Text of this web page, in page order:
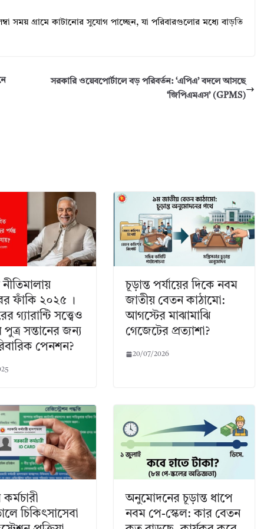
সময় গ্রামে কাটানোর সুযোগ পাচ্ছেন, যা পরিবারগুলোর মধ্যে বাড়তি
সরকারি ওয়েবপোর্টালে বড় পরিবর্তন: ‘এপিএ’ বদলে আসছে
‘জিপিএমএস’ (GPMS)
ফাঁকি ২০২৫ ।
গ্যারান্টি সত্ত্বেও
পুত্র সন্তানের জন্য
পেনশন?
চূড়ান্ত পর্যায়ের দিকে নবম
জাতীয় বেতন কাঠামো:
আগস্টের মাঝামাঝি
গেজেটের প্রত্যাশা?
20/07/2026
চিকিৎসাসেবা
অনুমোদনের চূড়ান্ত ধাপে
নবম পে-স্কেল: কার বেতন